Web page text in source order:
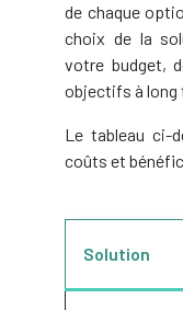
de chaque
choix de la
votre budget,
objectifs à long
Le tableau ci-
coûts et
Solution